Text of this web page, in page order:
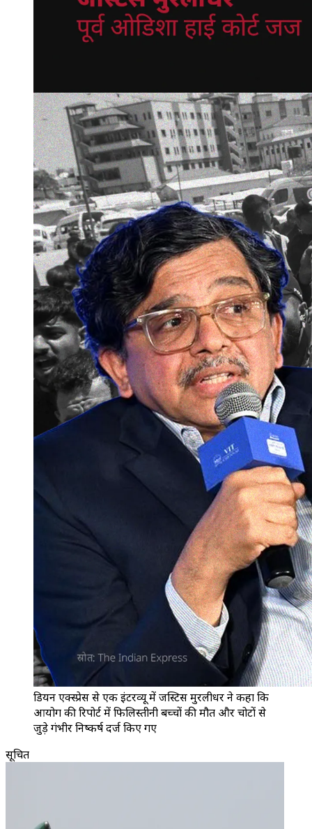
डियन एक्स्प्रेस से एक इंटरव्यू में जस्टिस मुरलीधर ने कहा कि
आयोग की रिपोर्ट में फिलिस्तीनी बच्चों की मौत और चोटों से
जुड़े गंभीर निष्कर्ष दर्ज किए गए
सूचित